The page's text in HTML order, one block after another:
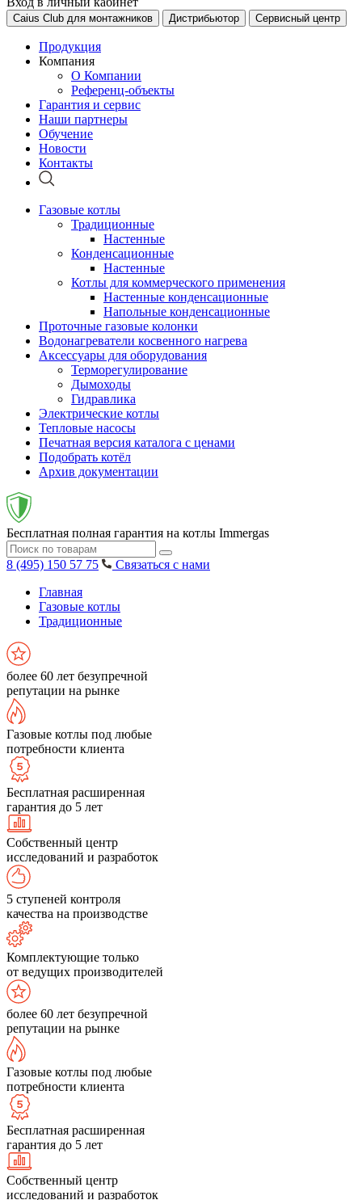
Caius Club для монтажников Дистрибьютор Сервисный центр
Продукция
Компания
О Компании
Референц-объекты
Гарантия и сервис
Наши партнеры
Обучение
Новости
Контакты
Газовые котлы
Традиционные
Настенные
Конденсационные
Настенные
Котлы для коммерческого применения
Настенные конденсационные
Напольные конденсационные
Проточные газовые колонки
Водонагреватели косвенного нагрева
Аксессуары для оборудования
Терморегулирование
Дымоходы
Гидравлика
Электрические котлы
Тепловые насосы
Печатная версия каталога с ценами
Подобрать котёл
Архив документации
Бесплатная полная гарантия на котлы Immergas
8 (495) 150 57 75
Связаться с нами
Главная
Газовые котлы
Традиционные
более 60 лет безупречной
репутации на рынке
Газовые котлы под любые
потребности клиента
Бесплатная расширенная
гарантия до 5 лет
Собственный центр
исследований и разработок
5 ступеней контроля
качества на производстве
Комплектующие только
от ведущих производителей
более 60 лет безупречной
репутации на рынке
Газовые котлы под любые
потребности клиента
Бесплатная расширенная
гарантия до 5 лет
Собственный центр
исследований и разработок